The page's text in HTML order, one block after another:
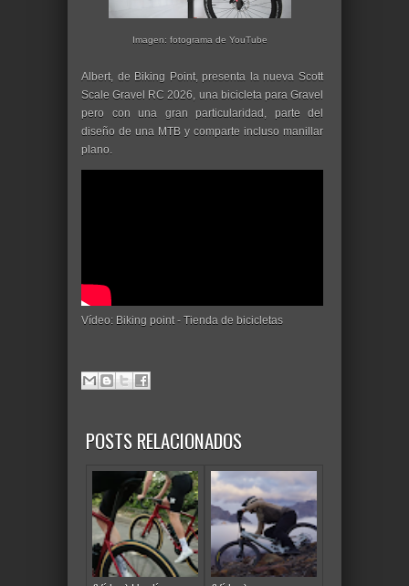
Imagen: fotograma de YouTube
Albert, de Biking Point, presenta la nueva Scott
Scale Gravel RC 2026, una bicicleta para Gravel
pero con una gran particularidad, parte del
diseño de una MTB y comparte incluso manillar
plano.
Vídeo: Biking point - Tienda de bicicletas
POSTS RELACIONADOS